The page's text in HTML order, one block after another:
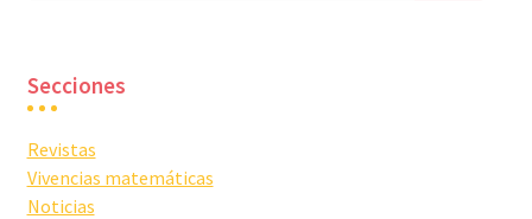
Secciones
Revistas
Vivencias matemáticas
Noticias